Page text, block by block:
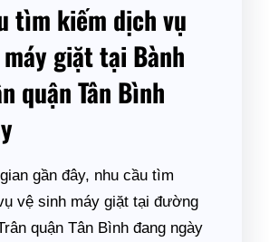
tìm kiếm dịch vụ
giặt tại Bành
quận Tân Bình
gần đây, nhu cầu tìm
vệ sinh máy giặt tại đường
quận Tân Bình đang ngày